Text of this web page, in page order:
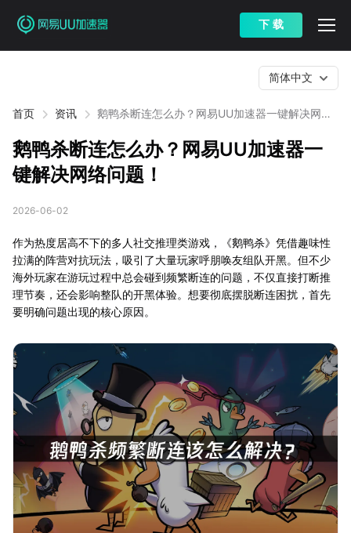
下 载
首页 资讯
鹅鸭杀断连怎么办？网易UU加速器一键解决网络
简体中文
鹅鸭杀断连怎么办？网易UU加速器一
键解决网络问题！
2026-06-02
作为热度居高不下的多人社交推理类游戏，《鹅鸭杀》凭借趣味性
拉满的阵营对抗玩法，吸引了大量玩家呼朋唤友组队开黑。但不少
海外玩家在游玩过程中总会碰到频繁断连的问题，不仅直接打断推
理节奏，还会影响整队的开黑体验。想要彻底摆脱断连困扰，首先
要明确问题出现的核心原因。